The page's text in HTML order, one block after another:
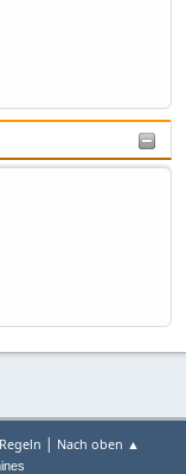
| Nach oben ▲